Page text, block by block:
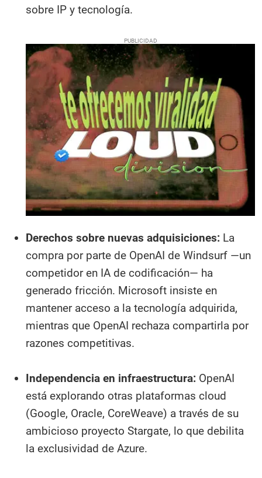
sobre IP y tecnología.
Derechos sobre nuevas adquisiciones: La
compra por parte de OpenAI de Windsurf —un
competidor en IA de codificación— ha
generado fricción. Microsoft insiste en
mantener acceso a la tecnología adquirida,
mientras que OpenAI rechaza compartirla por
razones competitivas.
Independencia en infraestructura: OpenAI
está explorando otras plataformas cloud
(Google, Oracle, CoreWeave) a través de su
ambicioso proyecto Stargate, lo que debilita
la exclusividad de Azure.